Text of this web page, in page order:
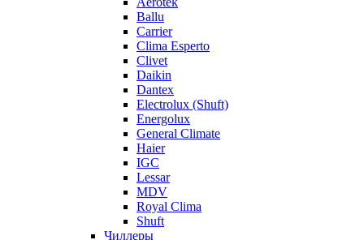
Ballu
Carrier
Clima Esperto
Clivet
Daikin
Dantex
Electrolux (Shuft)
Energolux
General Climate
Haier
IGC
Lessar
MDV
Royal Clima
Shuft
Чиллеры